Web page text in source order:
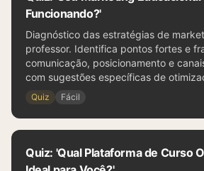
Funcionando?'
Diagnóstico das estratégias de
professor. Identifica pontos fortes e
comunicação, posicionamento e
com sugestões específicas de
Quiz Fácil
Quiz: 'Qual Plataforma de Curso